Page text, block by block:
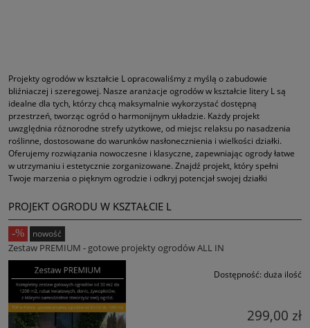
Projekty ogrodów w kształcie L opracowaliśmy z myślą o zabudowie
bliźniaczej i szeregowej. Nasze aranżacje ogrodów w kształcie litery L są
idealne dla tych, którzy chcą maksymalnie wykorzystać dostępną
przestrzeń, tworząc ogród o harmonijnym układzie. Każdy projekt
uwzględnia różnorodne strefy użytkowe, od miejsc relaksu po nasadzenia
roślinne, dostosowane do warunków nasłonecznienia i wielkości działki.
Oferujemy rozwiązania nowoczesne i klasyczne, zapewniając ogrody łatwe
w utrzymaniu i estetycznie zorganizowane. Znajdź projekt, który spełni
Twoje marzenia o pięknym ogrodzie i odkryj potencjał swojej działki
PROJEKT OGRODU W KSZTAŁCIE L
Zestaw PREMIUM - gotowe projekty ogrodów ALL IN
Dostępność: duża ilość
299,00 zł
nowość